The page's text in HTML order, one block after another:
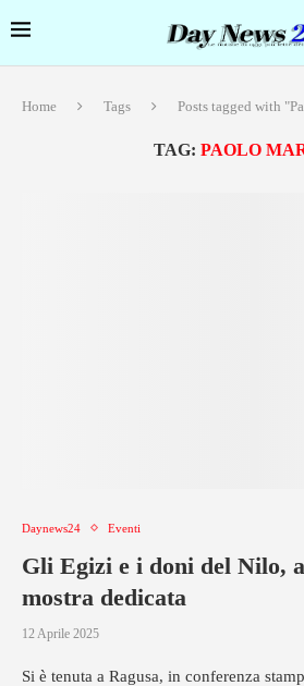
Home Tags Posts tagged with
TAG: PAOLO
Daynews24 Eventi
Gli Egizi e i doni del Nilo,
mostra dedicata
12 Aprile 2025
Si è tenuta a Ragusa, in conferenza